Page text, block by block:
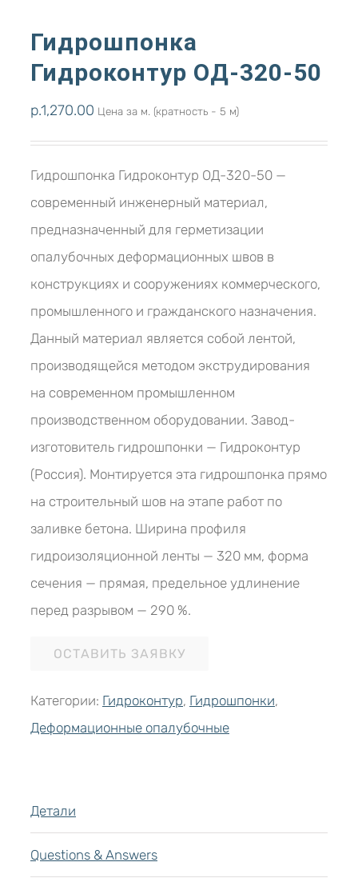
Гидрошпонка
Гидроконтур ОД-320-50
р.1,270.00 Цена за м. (кратность - 5 м)
Гидрошпонка Гидроконтур ОД-320-50 —
современный инженерный материал,
предназначенный для герметизации
опалубочных деформационных швов в
конструкциях и сооружениях коммерческого,
промышленного и гражданского назначения.
Данный материал является собой лентой,
производящейся методом экструдирования
на современном промышленном
производственном оборудовании. Завод-
изготовитель гидрошпонки — Гидроконтур
(Россия). Монтируется эта гидрошпонка прямо
на строительный шов на этапе работ по
заливке бетона. Ширина профиля
гидроизоляционной ленты — 320 мм, форма
сечения — прямая, предельное удлинение
перед разрывом — 290 %.
ОСТАВИТЬ ЗАЯВКУ
Категории: Гидроконтур, Гидрошпонки,
Деформационные опалубочные
Детали
Questions & Answers